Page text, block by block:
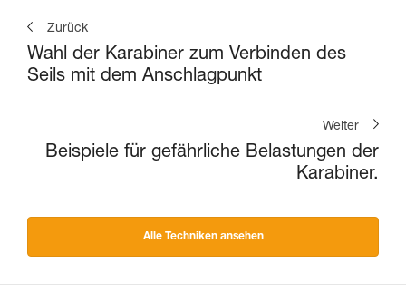
Zurück
Wahl der Karabiner zum Verbinden des
Seils mit dem Anschlagpunkt
Weiter
Beispiele für gefährliche Belastungen der
Karabiner.
Alle Techniken ansehen